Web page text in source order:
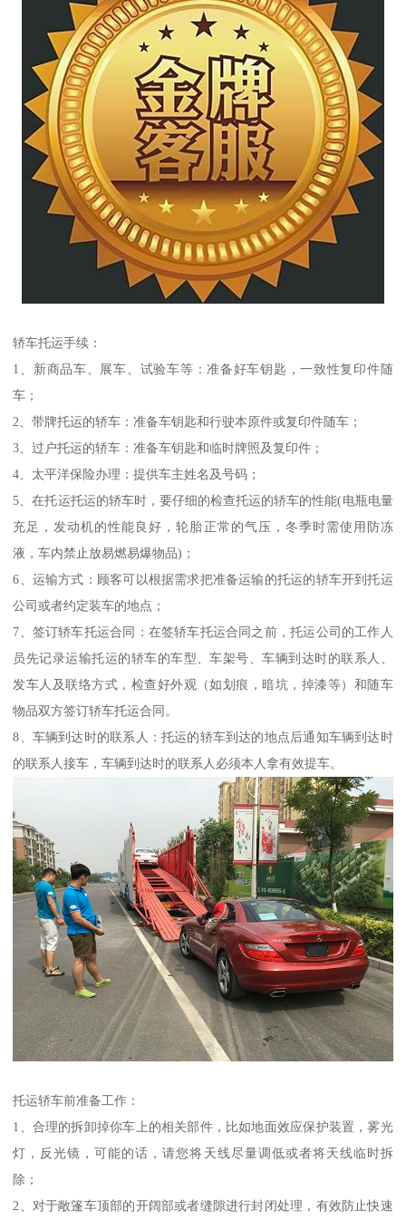
轿车托运手续：
1、新商品车、展车、试验车等：准备好车钥匙，一致性复印件随
车；
2、带牌托运的轿车：准备车钥匙和行驶本原件或复印件随车；
3、过户托运的轿车：准备车钥匙和临时牌照及复印件；
4、太平洋保险办理：提供车主姓名及号码；
5、在托运托运的轿车时，要仔细的检查托运的轿车的性能(电瓶电量
充足，发动机的性能良好，轮胎正常的气压，冬季时需使用防冻
液，车内禁止放易燃易爆物品)；
6、运输方式：顾客可以根据需求把准备运输的托运的轿车开到托运
公司或者约定装车的地点；
7、签订轿车托运合同：在签轿车托运合同之前，托运公司的工作人
员先记录运输托运的轿车的车型、车架号、车辆到达时的联系人、
发车人及联络方式，检查好外观（如划痕，暗坑，掉漆等）和随车
物品双方签订轿车托运合同。
8、车辆到达时的联系人：托运的轿车到达的地点后通知车辆到达时
的联系人接车，车辆到达时的联系人必须本人拿有效提车。
托运轿车前准备工作：
1、合理的拆卸掉你车上的相关部件，比如地面效应保护装置，雾光
灯，反光镜，可能的话，请您将天线尽量调低或者将天线临时拆
除；
2、对于敞篷车顶部的开阔部或者缝隙进行封闭处理，有效防止快速